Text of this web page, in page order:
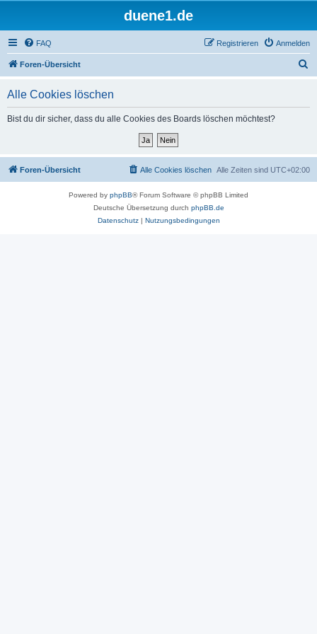
duene1.de
FAQ Anmelden
Registrieren
Foren-Übersicht
Alle Cookies löschen
Bist du dir sicher, dass du alle Cookies des Boards löschen möchtest?
Foren-Übersicht Alle Zeiten sind UTC+02:00
Alle Cookies löschen
Powered by phpBB® Forum Software © phpBB Limited
Deutsche Übersetzung durch phpBB.de
Datenschutz| Nutzungsbedingungen